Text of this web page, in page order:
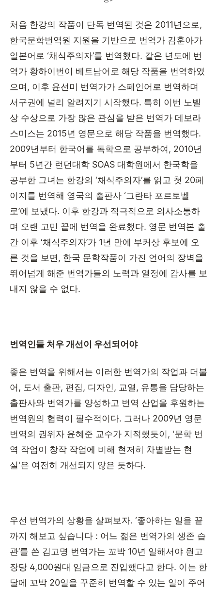
처음 한강의 작품이 단독 번역된 것은 2011년으로 ,
한국문학번역원 지원을 기반으로 번역가 김훈아가
일본어로 ‘채식주의자’를 번역했다. 같은 년도에 번
역가 황하이번이 베트남어로 해당 작품을 번역하였
으며 , 이후 윤선미 번역가가 스페인어로 번역하며
서구권에 널리 알려지기 시작했다. 특히 이번 노벨
상 수상으로 가장 많은 관심을 받은 번역가 데보라
스미스는 2015년 영문으로 해당 작품을 번역했다.
2009년부터 한국어를 독학으로 공부하여 , 2010년
부터 5년간 런던대학 SOAS 대학원에서 한국학을
공부한 그녀는 한강의 ‘채식주의자’를 읽고 첫 20페
이지를 번역해 영국의 출판사 ‘그란타 포르토벨
로’에 보냈다. 이후 한강과 적극적으로 의사소통하
며 오랜 고민 끝에 번역을 완료했다. 영문 번역본 출
간 이후 ‘채식주의자’가 1년 만에 부커상 후보에 오
른 것을 보면 , 한국 문학작품이 가진 언어의 장벽을
뛰어넘게 해준 번역가들의 노력과 열정에 감사를 보
내지 않을 수 없다.
번역인들 처우 개선이 우선되어야
좋은 번역을 위해서는 이러한 번역가의 작업과 더불
어 , 도서 출판, 편집 , 디자인 , 교열 , 유통을 담당하는
출판사와 번역가를 양성하고 번역 산업을 후원하는
번역원의 협력이 필수적이다. 그러나 2009년 영문
번역의 권위자 윤혜준 교수가 지적했듯이 , '문학 번
역 작업이 창작 작업에 비해 현저히 차별받는 현
실'은 여전히 개선되지 않은 듯하다.
우선 번역가의 상황을 살펴보자. ‘좋아하는 일을 끝
까지 해보고 싶습니다 : 어느 젊은 번역가의 생존 습
관’를 쓴 김고명 번역가는 꼬박 10년 일해서야 원고
장당 4,000원대 임금으로 진입했다고 한다. 이는 한
달에 꼬박 20일을 꾸준히 번역할 수 있는 일이 주어